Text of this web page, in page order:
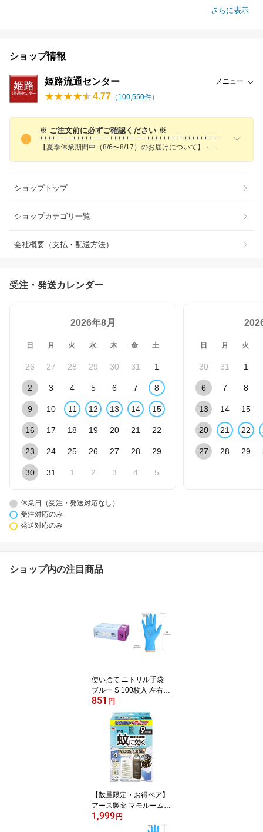
さらに表示
ショップ情報
姫路流通センター メニュー
4.77 （ 100,550件）
※ ご注文前に必ずご確認ください ※
++++++++++++++++++++++++++++++++++++++++++++
【夏季休業期間中（8/6〜8/17）のお届けについて】
・
ショップトップ
ショップカテゴリ一覧
会社概要（支払・配送方法）
受注・発送カレンダー
2026年8月
日 月 火 水 木 金 土
26 27 28 29 30 31 1
2 3 4 5 6 7 8
9 10 11 12 13 14 15
16 17 18 19 20 21 22
23 24 25 26 27 28 29
30 31 1 2 3 4 5
日 月 火
30 31 1
6 7 8
13 14 15
20 21 22
27 28 29
休業日（受注・発送対応なし）
受注対応のみ
発送対応のみ
ショップ内の注目商品
使い捨て ニトリル手袋
ブルー S 100枚入 左右兼
用 パウダーフリー 青 粉
なし 明石通商
851 円
【数量限定・お得ペア】
アース製薬 マモルーム
蚊に効く 吊るだけプレー
ト ベランダ用 + 玄関用 9
1,999円